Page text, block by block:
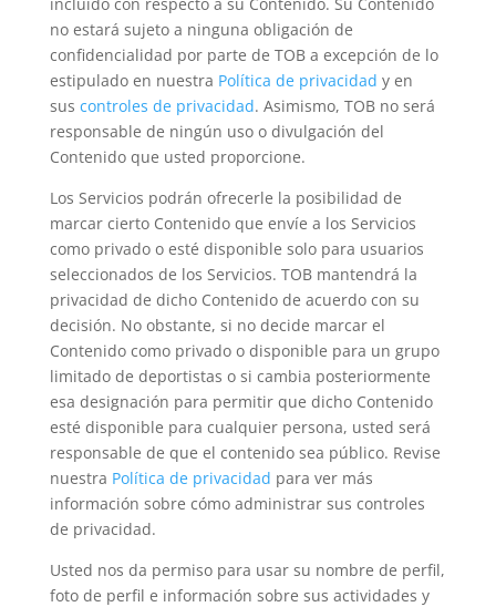
no estará sujeto a ninguna obligación de
confidencialidad por parte de TOB a excepción de lo
estipulado en nuestra Política de privacidad y en
sus controles de privacidad. Asimismo, TOB no será
responsable de ningún uso o divulgación del
Contenido que usted proporcione.
Los Servicios podrán ofrecerle la posibilidad de
marcar cierto Contenido que envíe a los Servicios
como privado o esté disponible solo para usuarios
seleccionados de los Servicios. TOB mantendrá la
privacidad de dicho Contenido de acuerdo con su
decisión. No obstante, si no decide marcar el
Contenido como privado o disponible para un grupo
limitado de deportistas o si cambia posteriormente
esa designación para permitir que dicho Contenido
esté disponible para cualquier persona, usted será
responsable de que el contenido sea público. Revise
nuestra Política de privacidad para ver más
información sobre cómo administrar sus controles
de privacidad.
Usted nos da permiso para usar su nombre de perfil,
foto de perfil e información sobre sus actividades y